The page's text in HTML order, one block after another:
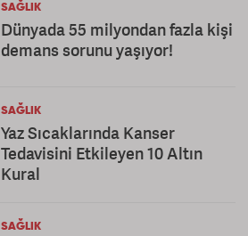
SAĞLIK
Dünyada 55 milyondan fazla kişi
demans sorunu yaşıyor!
SAĞLIK
Yaz Sıcaklarında Kanser
Tedavisini Etkileyen 10 Altın
Kural
SAĞLIK